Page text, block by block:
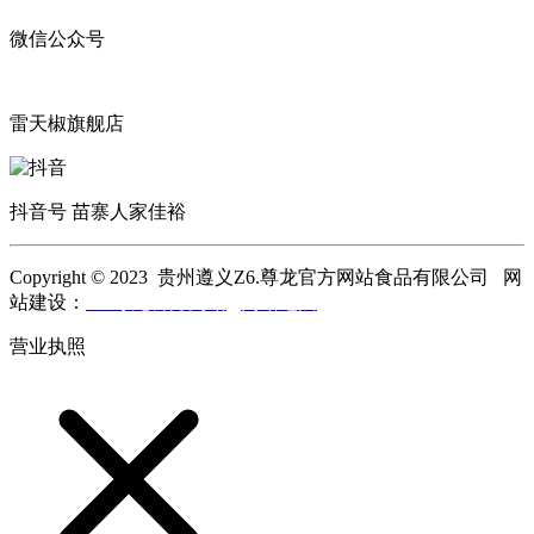
微信公众号
雷天椒旗舰店
抖音号 苗寨人家佳裕
Copyright © 2023 贵州遵义Z6.尊龙官方网站食品有限公司 网
站建设：
营业执照